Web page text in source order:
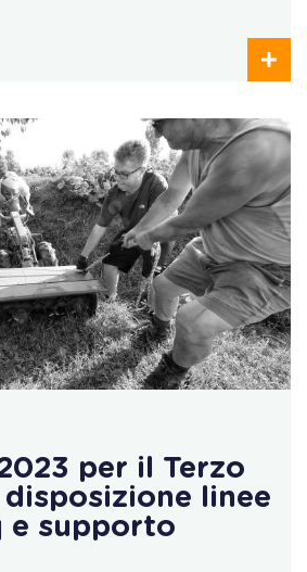
per il Terzo
linee
e supporto